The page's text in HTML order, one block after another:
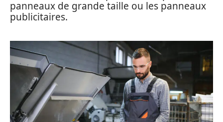
panneaux de grande taille ou les panneaux
publicitaires.